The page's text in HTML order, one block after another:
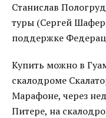
Станислав
туры (Сергей
поддержке
Купить можно в
скалодроме
Марафоне, через
Питере, на